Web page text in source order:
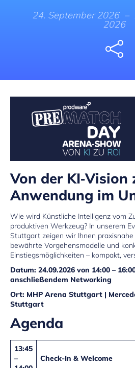
24. September 2026–
2026
Von der KI‑Vision
Anwendung im
Wie wird Künstliche Intelligenz vom
produktiven Werkzeug? In unserem
Stuttgart zeigen wir Ihnen praxisnahe
bewährte Vorgehensmodelle und
Einstiegsmöglichkeiten – kompakt,
Datum: 24.09.2026 von 14:00 –
anschließendem Networking
Ort: MHP Arena Stuttgart |
Stuttgart
Agenda
13:45
–
Check-In & Welcome